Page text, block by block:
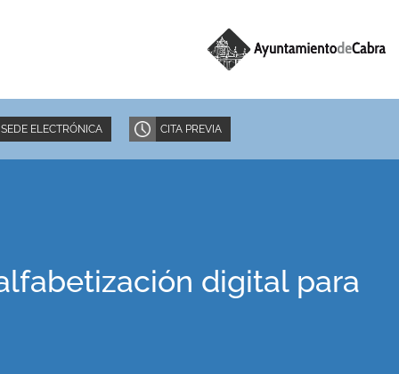
SEDE ELECTRÓNICA CITA PREVIA
digital para